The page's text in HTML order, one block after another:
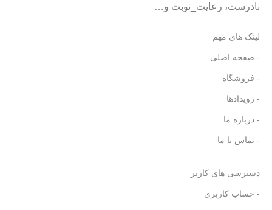
نادرست، رعایت_نوبت و…
لینک های مهم
- صفحه اصلی
- فروشگاه
- رویدادها
- درباره ما
- تماس با ما
دسترسی های کاربر
- حساب کاربری